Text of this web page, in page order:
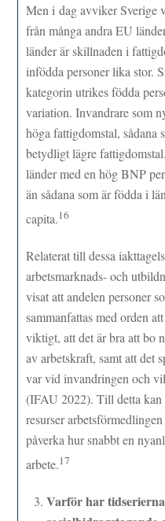
Men i dag avviker Sverige
från många andra EU
länder är skillnaden i
infödda personer lika stor.
kategorin utrikes födda
variation. Invandrare som
höga fattigdomstal, sådana
betydligt lägre
länder med en hög BNP
än sådana som är födda i
capita.16
Relaterat till dessa
arbetsmarknads- och
visat att andelen personer
sammanfattas med orden
viktigt, att det är bra att bo
av arbetskraft, samt att det
var vid invandringen och
(IFAU 2022). Till detta kan
resurser
påverka hur snabbt en
arbete.17
Varför har